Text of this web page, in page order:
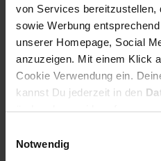
von Services
sowie Werbung
unserer Homepage, Social
anzuzeigen. Mit einem Klick
Cookie Verwendung ein.
kannst Du jederzeit in den
ändern bzw. widerrufen.
Notwendig
junge Katzengeneration ist eine
ebenfalls mit Sisal umwickelt
Nach der aufregenden
kuscheligen Wohnhöhlen oder
Liegemulden ein erholsames
Auch der Platz in der weichen
Katzenherz. Für Spielspaß
gegeben. Die Lieferung erfolgt